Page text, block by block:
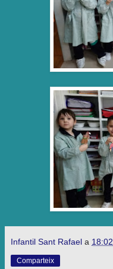
Infantil Sant Rafael a 18:02
Comparteix